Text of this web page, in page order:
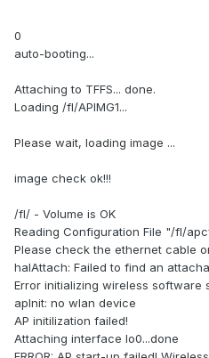
0
auto-booting...
Attaching to TFFS... done.
Loading /fl/APIMG1...
Please wait, loading image ...
image check ok!!!
/fl/ - Volume is OK
Reading Configuration File "/fl/
Please check the ethernet cable
halAttach: Failed to find an
Error initializing wireless software
apInit: no wlan device
AP initilization failed!
Attaching interface lo0...done